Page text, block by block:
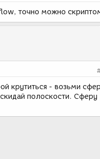
точно можно
крутиться - возьми
полоскости. Сферу